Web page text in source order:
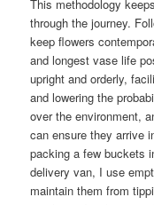
This methodology
through the journey.
keep flowers
and longest vase life
upright and orderly,
and lowering the
over the environment,
can ensure they arrive
packing a few buckets
delivery van, I use
maintain them from